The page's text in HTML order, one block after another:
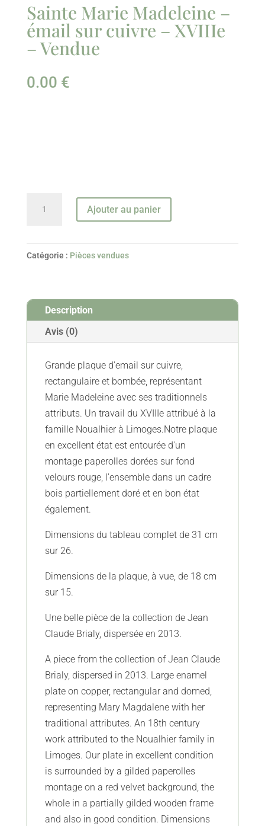
Sainte Marie Madeleine –
émail sur cuivre – XVIIIe
– Vendue
0.00 €
émail
cuivre
-
XVIIIe
Vendue
Ajouter au panier
Catégorie : Pièces vendues
Description
Avis (0)
Grande plaque d'email sur cuivre,
rectangulaire et bombée, représentant
Marie Madeleine avec ses traditionnels
attributs. Un travail du XVIIIe attribué à la
famille Noualhier à Limoges.Notre plaque
en excellent état est entourée d'un
montage paperolles dorées sur fond
velours rouge, l'ensemble dans un cadre
bois partiellement doré et en bon état
également.
Dimensions du tableau complet de 31 cm
sur 26.
Dimensions de la plaque, à vue, de 18 cm
sur 15.
Une belle pièce de la collection de Jean
Claude Brialy, dispersée en 2013.
A piece from the collection of Jean Claude
Brialy, dispersed in 2013. Large enamel
plate on copper, rectangular and domed,
representing Mary Magdalene with her
traditional attributes. An 18th century
work attributed to the Noualhier family in
Limoges. Our plate in excellent condition
is surrounded by a gilded paperolles
montage on a red velvet background, the
whole in a partially gilded wooden frame
and also in good condition. Dimensions